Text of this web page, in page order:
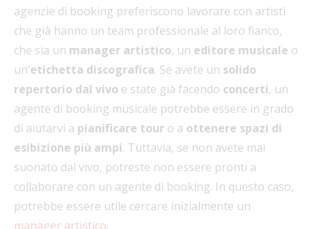
agenzie di booking preferiscono lavorare con artisti
che già hanno un team professionale al loro fianco,
che sia un manager artistico, un editore musicale o
un’etichetta discografica. Se avete un solido
repertorio dal vivo e state già facendo concerti, un
agente di booking musicale potrebbe essere in grado
di aiutarvi a pianificare tour o a ottenere spazi di
esibizione più ampi. Tuttavia, se non avete mai
suonato dal vivo, potreste non essere pronti a
collaborare con un agente di booking. In questo caso,
potrebbe essere utile cercare inizialmente un
manager artistico.